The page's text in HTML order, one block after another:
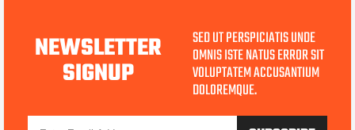
NEWSLETTER
SIGNUP
SED UT PERSPICIATIS UNDE
OMNIS ISTE NATUS ERROR SIT
VOLUPTATEM ACCUSANTIUM
DOLOREMQUE.